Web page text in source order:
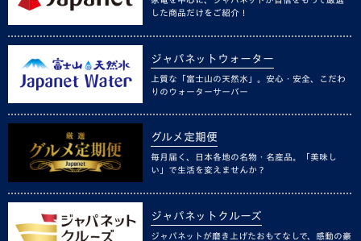
した商品だけをご紹介！
ジャパネットウォーター
上質な「富士山の天然水」。安心・安全、こだわ
りのウォーターサーバー
グルメ定期便
毎月届く、日本各地の名物・名産品。「美味し
い」で生活を変えませんか？
ジャパネットクルーズ
ジャパネットが磨き上げたおもてなしで、感動の豪